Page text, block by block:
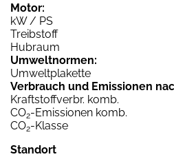
Motor:
kW / PS
Treibstoff
Hubraum
Umweltnormen:
Umweltplakette
Verbrauch und Emissionen
Kraftstoffverbr. komb.
CO2-Emissionen komb.
CO2-Klasse
Standort